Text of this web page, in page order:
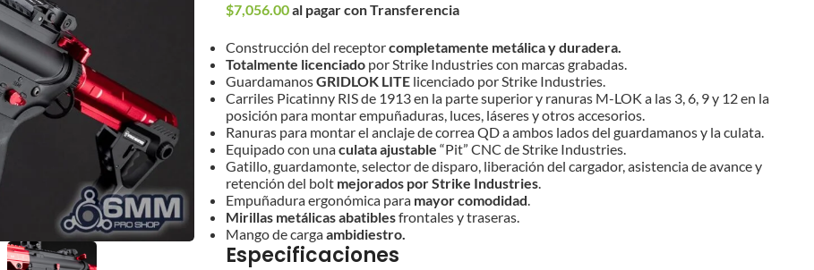
$7,056.00al pagar con Transferencia
Construcción del receptorcompletamente metálica y duradera.
Totalmente licenciado por Strike Industries con marcas grabadas.
GuardamanosGRIDLOK LITE licenciado por Strike Industries.
Carriles Picatinny RIS de 1913 en la parte superior y ranuras M-LOK a las 3, 6, 9 y 12 en la
posición para montar empuñaduras, luces, láseres y otros accesorios.
Ranuras para montar el anclaje de correa QD a ambos lados del guardamanos y la culata.
Equipado con unaculata ajustable “Pit” CNC de Strike Industries.
Gatillo, guardamonte, selector de disparo, liberación del cargador, asistencia de avance y
retención del bolt mejorados por Strike Industries.
Empuñadura ergonómica para mayor comodidad.
Mirillas metálicas abatiblesfrontales y traseras.
Mango de cargaambidiestro.
Especificaciones